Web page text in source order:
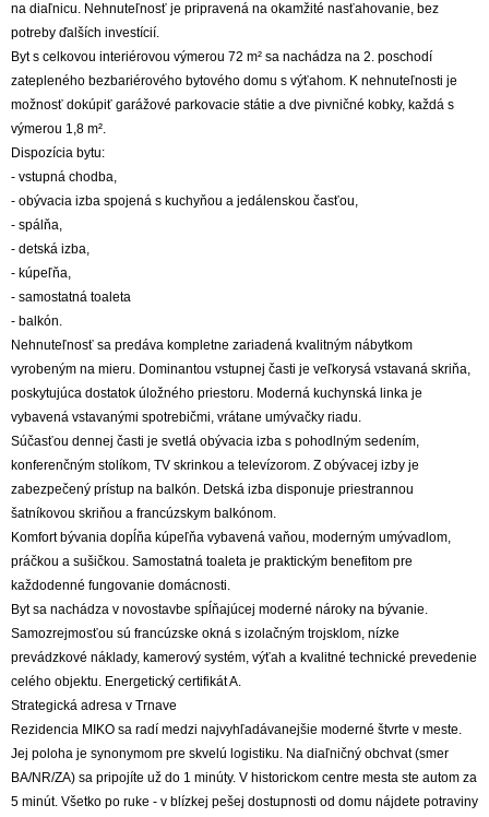
na diaľnicu. Nehnuteľnosť je pripravená na okamžité nasťahovanie, bez
potreby ďalších investícií.
Byt s celkovou interiérovou výmerou 72 m² sa nachádza na 2. poschodí
zatepleného bezbariérového bytového domu s výťahom. K nehnuteľnosti je
možnosť dokúpiť garážové parkovacie státie a dve pivničné kobky, každá s
výmerou 1,8 m².
Dispozícia bytu:
- vstupná chodba,
- obývacia izba spojená s kuchyňou a jedálenskou časťou,
- spálňa,
- detská izba,
- kúpeľňa,
- samostatná toaleta
- balkón.
Nehnuteľnosť sa predáva kompletne zariadená kvalitným nábytkom
vyrobeným na mieru. Dominantou vstupnej časti je veľkorysá vstavaná skriňa,
poskytujúca dostatok úložného priestoru. Moderná kuchynská linka je
vybavená vstavanými spotrebičmi, vrátane umývačky riadu.
Súčasťou dennej časti je svetlá obývacia izba s pohodlným sedením,
konferenčným stolíkom, TV skrinkou a televízorom. Z obývacej izby je
zabezpečený prístup na balkón. Detská izba disponuje priestrannou
šatníkovou skriňou a francúzskym balkónom.
Komfort bývania dopĺňa kúpeľňa vybavená vaňou, moderným umývadlom,
práčkou a sušičkou. Samostatná toaleta je praktickým benefitom pre
každodenné fungovanie domácnosti.
Byt sa nachádza v novostavbe spĺňajúcej moderné nároky na bývanie.
Samozrejmosťou sú francúzske okná s izolačným trojsklom, nízke
prevádzkové náklady, kamerový systém, výťah a kvalitné technické prevedenie
celého objektu. Energetický certifikát A.
Strategická adresa v Trnave
Rezidencia MIKO sa radí medzi najvyhľadávanejšie moderné štvrte v meste.
Jej poloha je synonymom pre skvelú logistiku. Na diaľničný obchvat (smer
BA/NR/ZA) sa pripojíte už do 1 minúty. V historickom centre mesta ste autom za
5 minút. Všetko po ruke - v blízkej pešej dostupnosti od domu nájdete potraviny